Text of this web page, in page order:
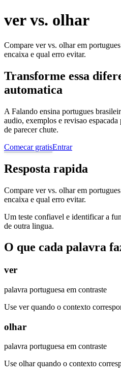
ver vs. olhar
Compare ver vs. olhar em
encaixa e qual erro evitar.
Transforme essa
automatica
A Falando ensina portugues
audio, exemplos e revisao
de parecer chute.
Comecar gratisEntrar
Resposta rapida
Compare ver vs. olhar em
encaixa e qual erro evitar.
Um teste confiavel e identificar a
de outra lingua.
O que cada palavra
ver
palavra portuguesa em contraste
Use ver quando o contexto
olhar
palavra portuguesa em contraste
Use olhar quando o contexto